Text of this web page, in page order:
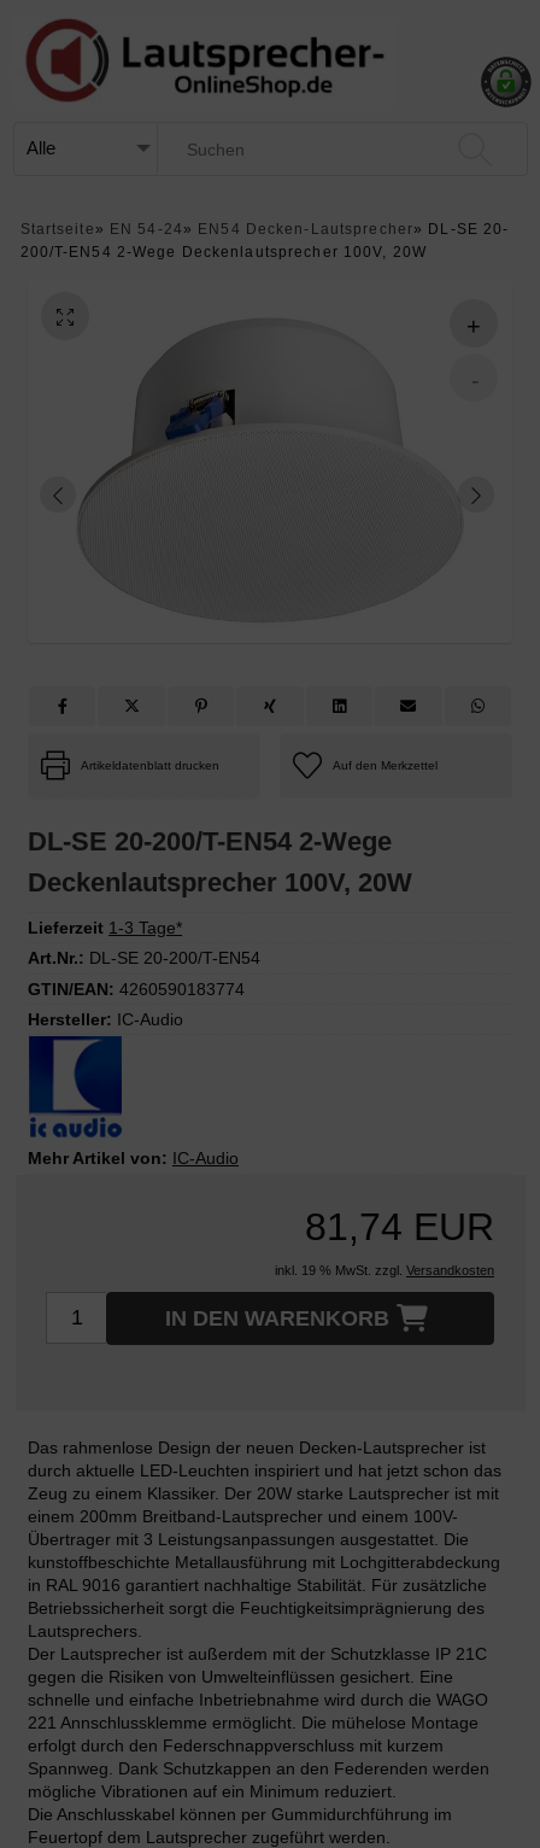
Startseite » EN 54-24 » EN54 Decken-Lautsprecher»
DL-SE 20-
200/T-EN54 2-Wege Deckenlautsprecher 100V, 20W
Artikeldatenblatt drucken
DL-SE 20-200/T-EN54 2-Wege
Deckenlautsprecher 100V, 20W
Lieferzeit 1-3 Tage*
Art.Nr.: DL-SE 20-200/T-EN54
GTIN/EAN: 4260590183774
Hersteller: IC-Audio
Mehr Artikel von: IC-Audio
81,74 EUR
inkl. 19 % MwSt. zzgl. Versandkosten
IN DEN WARENKORB
Das rahmenlose Design der neuen Decken-Lautsprecher ist
durch aktuelle LED-Leuchten inspiriert und hat jetzt schon das
Zeug zu einem Klassiker. Der 20W starke Lautsprecher ist mit
einem 200mm Breitband-Lautsprecher und einem 100V-
Übertrager mit 3 Leistungsanpassungen ausgestattet. Die
kunstoffbeschichte Metallausführung mit Lochgitterabdeckung
in RAL 9016 garantiert nachhaltige Stabilität. Für zusätzliche
Betriebssicherheit sorgt die Feuchtigkeitsimprägnierung des
Lautsprechers.
Der Lautsprecher ist außerdem mit der Schutzklasse IP 21C
gegen die Risiken von Umwelteinflüssen gesichert. Eine
schnelle und einfache Inbetriebnahme wird durch die WAGO
221 Annschlussklemme ermöglicht. Die mühelose Montage
erfolgt durch den Federschnappverschluss mit kurzem
Spannweg. Dank Schutzkappen an den Federenden werden
mögliche Vibrationen auf ein Minimum reduziert.
Die Anschlusskabel können per Gummidurchführung im
Feuertopf dem Lautsprecher zugeführt werden.